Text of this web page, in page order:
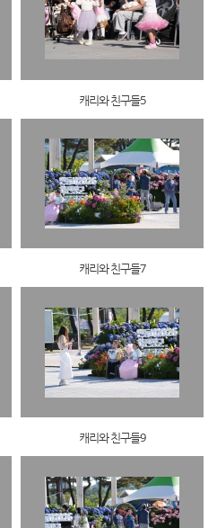
캐리와 친구들5
캐리와 친구들7
캐리와 친구들9